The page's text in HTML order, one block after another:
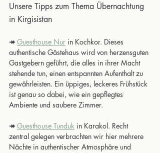
Unsere Tipps zum Thema Übernachtung
in Kirgisistan
↠ Guesthouse Nur in Kochkor. Dieses
authentische Gästehaus wird von herzensguten
Gastgebern geführt, die alles in ihrer Macht
stehende tun, einen entspannten Aufenthalt zu
gewährleisten. Ein üppiges, leckeres Frühstück
ist genau so dabei, wie ein gepflegtes
Ambiente und saubere Zimmer.
↠ Guesthouse Tunduk in Karakol. Recht
zentral gelegen verbrachten wir hier mehrere
Nächte in authentischer Atmosphäre und